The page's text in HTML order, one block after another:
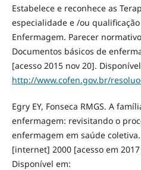
Estabelece e reconhece as
especialidade e /ou
Enfermagem. Parecer
Documentos básicos de
[acesso 2015 nov 20].
http://www.cofen.gov.br/
Egry EY, Fonseca RMGS. A
enfermagem: revisitando o
enfermagem em saúde coletiva.
[internet] 2000 [acesso em
Disponível em: